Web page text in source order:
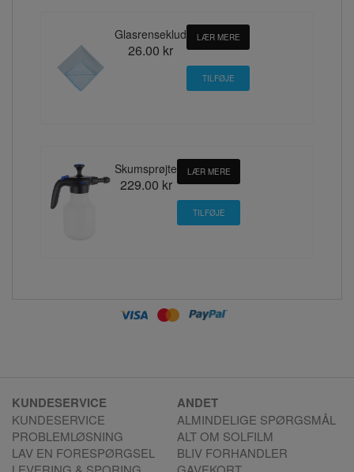
Glasrenseklud
26.00 kr
LÆR MERE
Skumsprøjte
229.00 kr
LÆR MERE
KUNDESERVICE
KUNDESERVICE
PROBLEMLØSNING
LAV EN FORESPØRGSEL
ANDET
ALMINDELIGE SPØRGSMÅL
ALT OM SOLFILM
BLIV FORHANDLER